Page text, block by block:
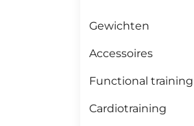
Gewichten
Accessoires
Cardiotraining